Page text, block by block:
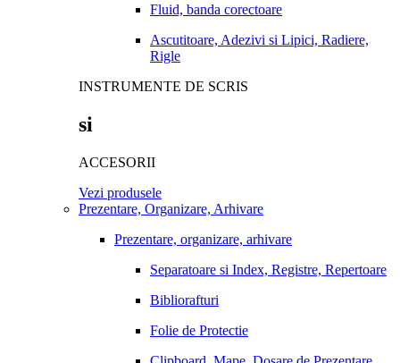
Fluid, banda corectoare
Ascutitoare, Adezivi si Lipici, Radiere,
Rigle
INSTRUMENTE DE SCRIS
si
ACCESORII
Vezi produsele
Prezentare, Organizare, Arhivare
Prezentare, organizare, arhivare
Separatoare si Index, Registre, Repertoare
Bibliorafturi
Folie de Protectie